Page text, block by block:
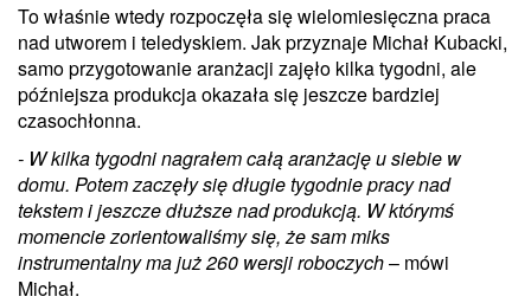
To właśnie wtedy rozpoczęła się wielomiesięczna praca
nad utworem i teledyskiem. Jak przyznaje Michał Kubacki,
samo przygotowanie aranżacji zajęło kilka tygodni, ale
późniejsza produkcja okazała się jeszcze bardziej
czasochłonna.
- W kilka tygodni nagrałem całą aranżację u siebie w
domu. Potem zaczęły się długie tygodnie pracy nad
tekstem i jeszcze dłuższe nad produkcją. W którymś
momencie zorientowaliśmy się, że sam miks
instrumentalny ma już 260 wersji roboczych– mówi
Michał.